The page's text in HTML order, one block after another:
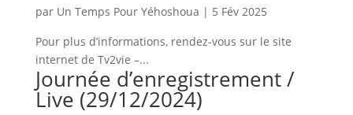
par Un Temps Pour Yéhoshoua | 5 Fév 2025
Pour plus d’informations, rendez-vous sur le site
internet de Tv2vie –...
Journée d’enregistrement /
Live (29/12/2024)